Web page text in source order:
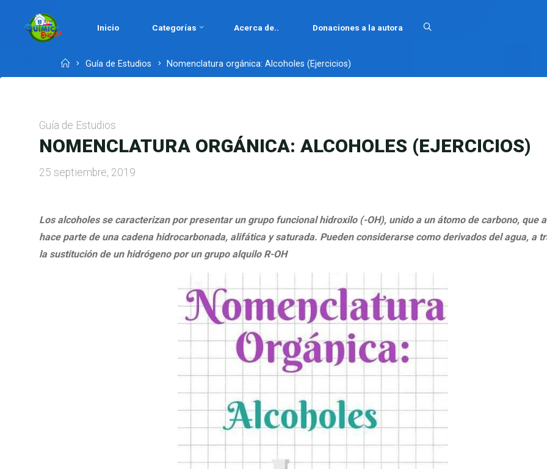
CASA.COM
Inicio Categorías Acerca de.. Donaciones a la autora
HomeGuía de Estudios Nomenclatura orgánica: Alcoholes (Ejercicios)
Guía de Estudios
NOMENCLATURA ORGÁNICA: ALCOHOLES (EJERCICIOS)
25 septiembre, 2019
Los alcoholes se caracterizan por presentar un grupo funcional hidroxilo (-OH), unido a un átomo de carbono, que
hace parte de una cadena hidrocarbonada, alifática y saturada. Pueden considerarse como derivados del agua, a
la sustitución de un hidrógeno por un grupo alquilo R-OH